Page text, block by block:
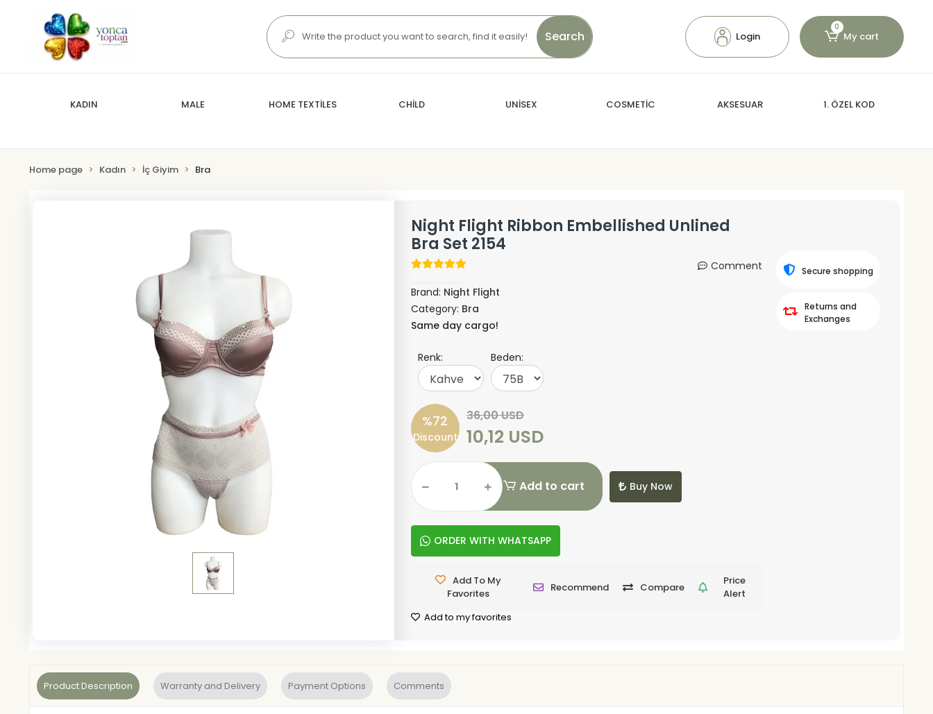
Search Login
0
My cart
KADIN MALE HOME TEXTİLES CHİLD UNİSEX COSMETİC AKSESUAR 1. ÖZEL KOD
Home page Kadın İç Giyim Bra
Night Flight Ribbon Embellished Unlined
Bra Set 2154
Comment
Brand: Night Flight
Category: Bra
Same day cargo!
Renk: Beden:
%72
Discount
36,00 USD
10,12 USD
Add to cart Buy Now
ORDER WITH WHATSAPP
Add To My
Favorites
Recommend Compare
Price
Alert
Add to my favorites
Secure shopping
Returns and
Exchanges
Product Description Warranty and Delivery Payment Options Comments